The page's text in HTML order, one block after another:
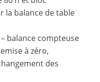
la balance de table
balance compteuse
à zéro,
des